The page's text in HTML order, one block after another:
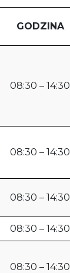
GODZINA
08:30 – 14:30
08:30 – 14:30
08:30 – 14:30
08:30 – 14:30
08:30 – 14:30